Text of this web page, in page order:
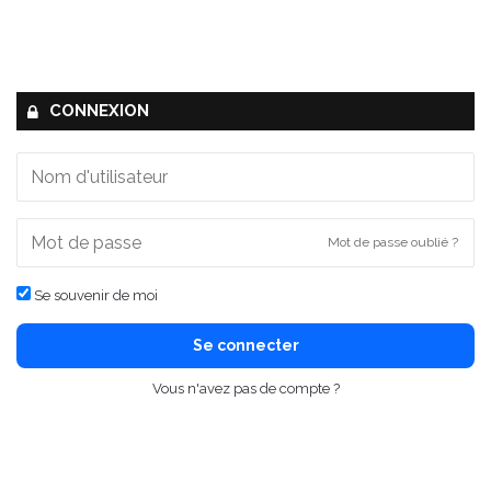
CONNEXION
Mot de passe oublié ?
Se souvenir de moi
Se connecter
Vous n'avez pas de compte ?